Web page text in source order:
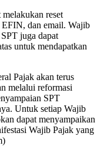
reset
EFIN, dan email. Wajib
juga dapat
untuk mendapatkan
Pajak akan terus
melalui reformasi
SPT
Untuk setiap Wajib
dapat menyampaikan
Wajib Pajak yang